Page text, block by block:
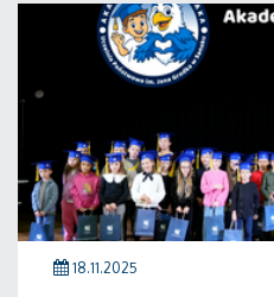
18.11.2025